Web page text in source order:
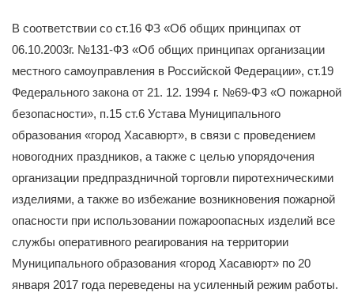
В соответствии со ст.16 ФЗ «Об общих принципах от
06.10.2003г. №131-ФЗ «Об общих принципах организации
местного самоуправления в Российской Федерации», ст.19
Федерального закона от 21. 12. 1994 г. №69-ФЗ «О пожарной
безопасности», п.15 ст.6 Устава Муниципального
образования «город Хасавюрт», в связи с проведением
новогодних праздников, а также с целью упорядочения
организации предпраздничной торговли пиротехническими
изделиями, а также во избежание возникновения пожарной
опасности при использовании пожароопасных изделий все
службы оперативного реагирования на территории
Муниципального образования «город Хасавюрт» по 20
января 2017 года переведены на усиленный режим работы.